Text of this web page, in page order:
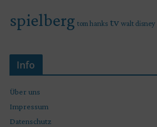
spielberg tom hanks tv walt disney
Info
Über uns
Impressum
Datenschutz